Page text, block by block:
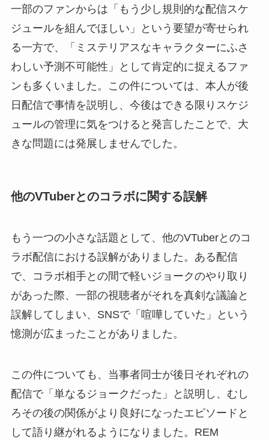
一部のファンからは「もう少し規則的な配信スケ
ジュールを組んでほしい」という要望が寄せられ
る一方で、「ミステリアスなキャラクターにふさ
わしい予測不可能性」として肯定的に捉えるファ
ンも多くいました。この件については、本人が後
日配信で事情を説明し、今後はできる限りスケジ
ュールの管理に気をつけると発言したことで、大
きな問題には発展しませんでした。
他のVTuberとのコラボに関する誤解
もう一つの小さな話題として、他のVTuberとのコ
ラボ配信における誤解がありました。ある配信
で、コラボ相手との間で軽いジョークのやり取り
があった際、一部の視聴者がそれを真剣な議論と
誤解してしまい、SNSで「喧嘩していた」という
憶測が広まったことがありました。
この件についても、当事者同士が後日それぞれの
配信で「単なるジョークだった」と説明し、むし
ろその後の関係がより良好になったエピソードと
して語り継がれるようになりました。REM